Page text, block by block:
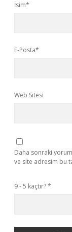
İsim*
E-Posta*
Web Sitesi
Daha sonraki
ve site adresim bu
9 - 5 kaçtır?*